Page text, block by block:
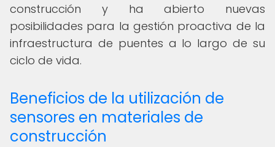
construcción y ha abierto nuevas
posibilidades para la gestión proactiva de la
infraestructura de puentes a lo largo de su
ciclo de vida.
Beneficios de la utilización de
sensores en materiales de
construcción